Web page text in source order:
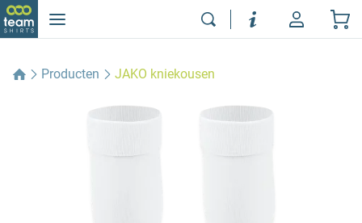
Producten JAKO kniekousen